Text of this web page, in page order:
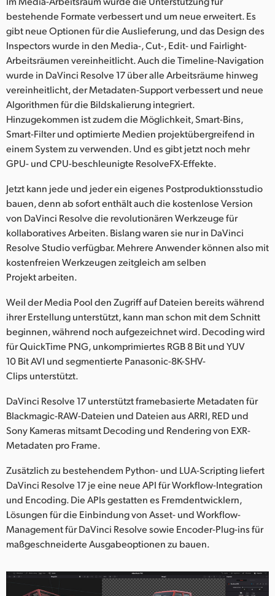
bestehende Formate verbessert und um neue erweitert. Es
gibt neue Optionen für die Auslieferung, und das Design des
Inspectors wurde in den Media-, Cut-, Edit- und Fairlight-
Arbeitsräumen vereinheitlicht. Auch die Timeline-Navigation
wurde in DaVinci Resolve 17 über alle Arbeitsräume hinweg
vereinheitlicht, der Metadaten-Support verbessert und neue
Algorithmen für die Bildskalierung integriert.
Hinzugekommen ist zudem die Möglichkeit, Smart-Bins,
Smart-Filter und optimierte Medien projektübergreifend in
einem System zu verwenden. Und es gibt jetzt noch mehr
GPU- und CPU-beschleunigte ResolveFX‑Effekte.
Jetzt kann jede und jeder ein eigenes Postproduktionsstudio
bauen, denn ab sofort enthält auch die kostenlose Version
von DaVinci Resolve die revolutionären Werkzeuge für
kollaboratives Arbeiten. Bislang waren sie nur in DaVinci
Resolve Studio verfügbar. Mehrere Anwender können also mit
kostenfreien Werkzeugen zeitgleich am selben
Projekt arbeiten.
Weil der Media Pool den Zugriff auf Dateien bereits während
ihrer Erstellung unterstützt, kann man schon mit dem Schnitt
beginnen, während noch aufgezeichnet wird. Decoding wird
für QuickTime PNG, unkomprimiertes RGB 8 Bit und YUV
10 Bit AVI und segmentierte Panasonic-8K-SHV-
Clips unterstützt.
DaVinci Resolve 17 unterstützt framebasierte Metadaten für
Blackmagic-RAW-Dateien und Dateien aus ARRI, RED und
Sony Kameras mitsamt Decoding und Rendering von EXR-
Metadaten pro Frame.
Zusätzlich zu bestehendem Python- und LUA-Scripting liefert
DaVinci Resolve 17 je eine neue API für Workflow-Integration
und Encoding. Die APIs gestatten es Fremdentwicklern,
Lösungen für die Einbindung von Asset- und Workflow-
Management für DaVinci Resolve sowie Encoder-Plug-ins für
maßgeschneiderte Ausgabeoptionen zu bauen.